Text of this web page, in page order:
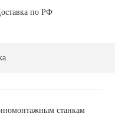
по РФ
станкам